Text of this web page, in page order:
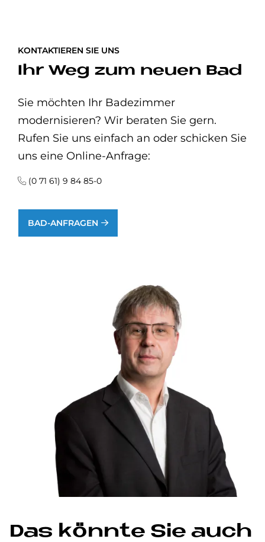
KONTAKTIEREN SIE UNS
Ihr Weg zum neuen Bad
Sie möchten Ihr Badezimmer
modernisieren? Wir beraten Sie gern.
Rufen Sie uns einfach an oder schicken Sie
uns eine Online-Anfrage:
(0 71 61) 9 84 85-0
BAD-ANFRAGEN
Das könnte Sie auch